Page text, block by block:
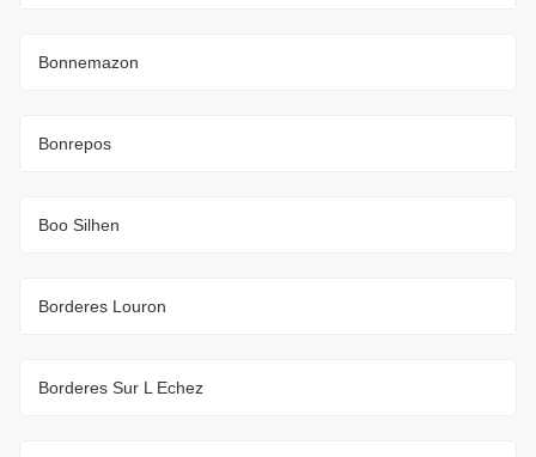
Bonnemazon
Bonrepos
Boo Silhen
Borderes Louron
Borderes Sur L Echez